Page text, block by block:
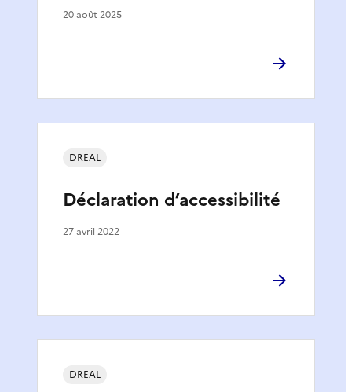
20 août 2025
Déclaration d’accessibilité
DREAL
27 avril 2022
DREAL